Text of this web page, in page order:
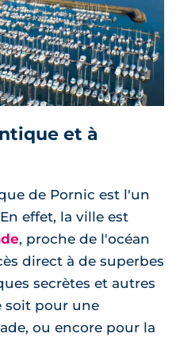
et à
de Pornic est l'un
effet, la ville est
, proche de l'océan
direct à de superbes
secrètes et autres
soit pour une
ou encore pour la